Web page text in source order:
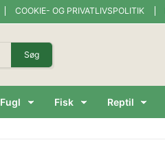
COOKIE- OG PRIVATLIVSPOLITIK
Søg
Fugl Fisk Reptil